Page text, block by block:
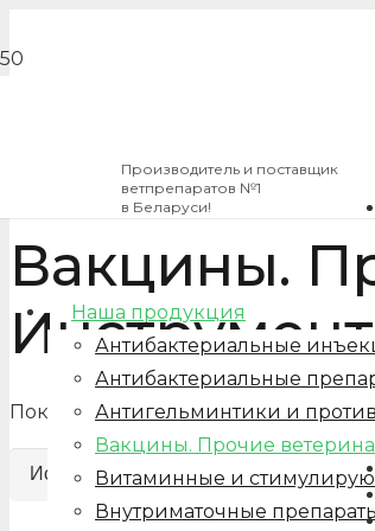
Производитель и поставщик
ветпрепаратов №1
в Беларуси!
Наша продукция
Антибактериальные
Антибактериальные
Антигельминтики и
Вакцины. Прочие
Витаминные и
Внутриматочные
Вакцины.
Показ всех 2 элементов